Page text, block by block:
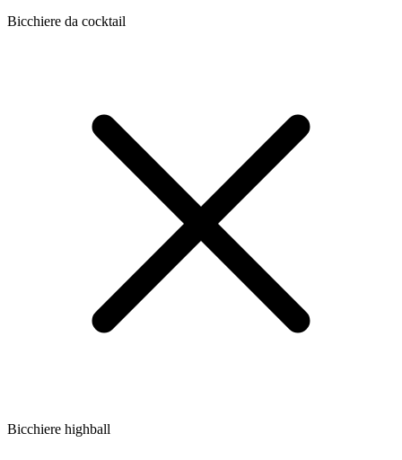
Bicchiere da cocktail
Bicchiere highball